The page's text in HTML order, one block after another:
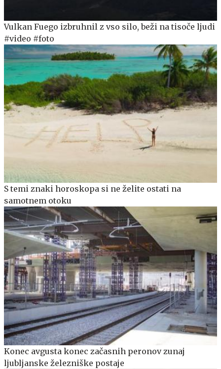
Vulkan Fuego izbruhnil z vso silo, beži na tisoče ljudi
#video #foto
S temi znaki horoskopa si ne želite ostati na
samotnem otoku
Konec avgusta konec začasnih peronov zunaj
ljubljanske železniške postaje